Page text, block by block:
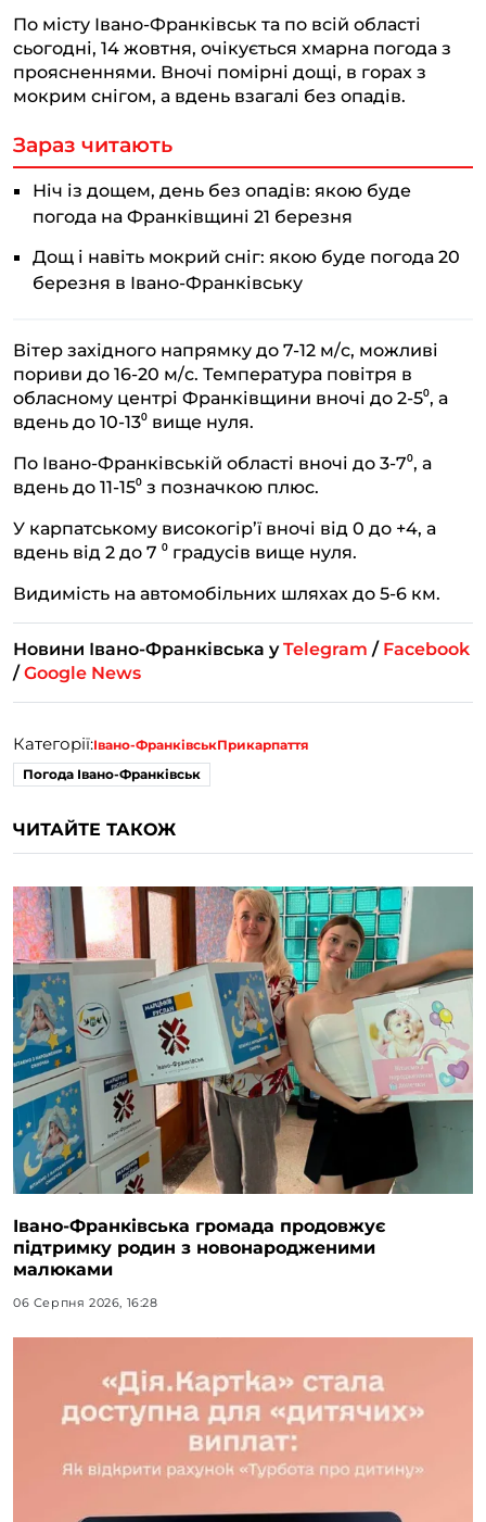
По місту Івано-Франківськ та по всій області
сьогодні, 14 жовтня, очікується хмарна погода з
проясненнями. Вночі помірні дощі, в горах з
мокрим снігом, а вдень взагалі без опадів.
Зараз читають
Ніч із дощем, день без опадів: якою буде
погода на Франківщині 21 березня
Дощ і навіть мокрий сніг: якою буде погода 20
березня в Івано-Франківську
Вітер західного напрямку до 7-12 м/с, можливі
пориви до 16-20 м/с. Температура повітря в
обласному центрі Франківщини вночі до 2-5⁰, а
вдень до 10-13⁰ вище нуля.
По Івано-Франківській області вночі до 3-7⁰, а
вдень до 11-15⁰ з позначкою плюс.
У карпатському високогір’ї вночі від 0 до +4, а
вдень від 2 до 7 ⁰ градусів вище нуля.
Видимість на автомобільних шляхах до 5-6 км.
Новини Івано-Франківська уTelegram / Facebook
/Google News
Категорії:Івано-ФранківськПрикарпаття
Погода Івано-Франківськ
ЧИТАЙТЕ ТАКОЖ
Івано-Франківська громада продовжує
підтримку родин з новонародженими
малюками
06 Серпня 2026, 16:28